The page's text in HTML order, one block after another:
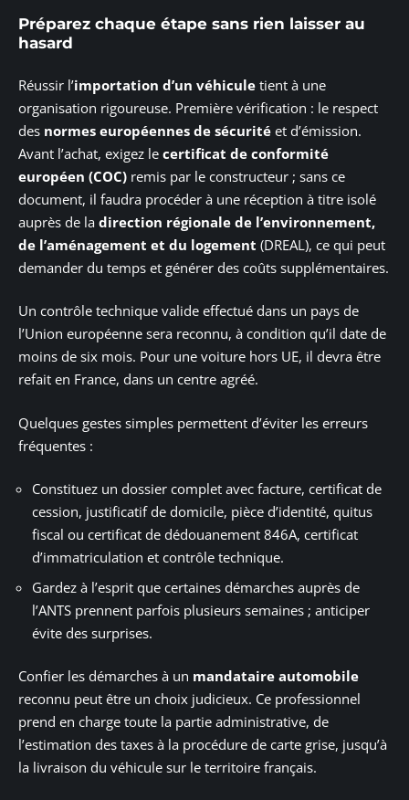
Préparez chaque étape sans rien laisser au
hasard
Réussir l’importation d’un véhicule tient à une
organisation rigoureuse. Première vérification : le respect
des normes européennes de sécurité et d’émission.
Avant l’achat, exigez le certificat de conformité
européen (COC) remis par le constructeur ; sans ce
document, il faudra procéder à une réception à titre isolé
auprès de la direction régionale de l’environnement,
de l’aménagement et du logement (DREAL), ce qui peut
demander du temps et générer des coûts supplémentaires.
Un contrôle technique valide effectué dans un pays de
l’Union européenne sera reconnu, à condition qu’il date de
moins de six mois. Pour une voiture hors UE, il devra être
refait en France, dans un centre agréé.
Quelques gestes simples permettent d’éviter les erreurs
fréquentes :
Constituez un dossier complet avec facture, certificat de
cession, justificatif de domicile, pièce d’identité, quitus
fiscal ou certificat de dédouanement 846A, certificat
d’immatriculation et contrôle technique.
Gardez à l’esprit que certaines démarches auprès de
l’ANTS prennent parfois plusieurs semaines ; anticiper
évite des surprises.
Confier les démarches à un mandataire automobile
reconnu peut être un choix judicieux. Ce professionnel
prend en charge toute la partie administrative, de
l’estimation des taxes à la procédure de carte grise, jusqu’à
la livraison du véhicule sur le territoire français.